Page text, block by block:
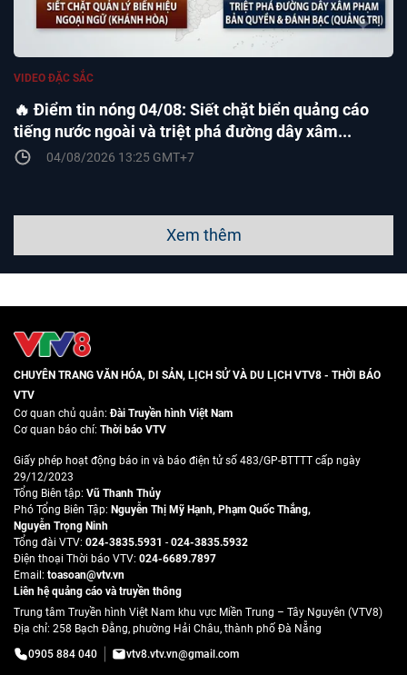
🔥 Điểm tin nóng 04/08: Siết chặt biển quảng cáo
tiếng nước ngoài và triệt phá đường dây xâm...
VIDEO ĐẶC SẮC
04/08/2026 13:25 GMT+7
Xem thêm
CHUYÊN TRANG VĂN HÓA, DI SẢN, LỊCH SỬ VÀ DU LỊCH VTV8 - THỜI BÁO
VTV
Cơ quan chủ quản:Đài Truyền hình Việt Nam
Cơ quan báo chí: Thời báo VTV
Giấy phép hoạt động báo in và báo điện tử số 483/GP-BTTTT cấp ngày
29/12/2023
Tổng Biên tập: Vũ Thanh Thủy
Phó Tổng Biên Tập: Nguyễn Thị Mỹ Hạnh, Phạm Quốc Thắng,
Nguyễn Trọng Ninh
Tổng đài VTV: 024-3835.5931 - 024-3835.5932
Ðiện thoại Thời báo VTV: 024-6689.7897
Email: toasoan@vtv.vn
Liên hệ quảng cáo và truyền thông
Trung tâm Truyền hình Việt Nam khu vực Miền Trung – Tây Nguyên (VTV8)
Địa chỉ: 258 Bạch Đằng, phường Hải Châu, thành phố Đà Nẵng
0905 884 040
vtv8.vtv.vn@gmail.com